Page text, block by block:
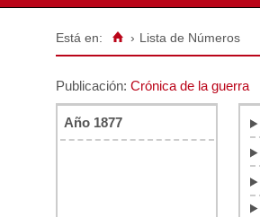
Está en: › Lista de Números
Publicación: Crónica de la guerra
Año 1877